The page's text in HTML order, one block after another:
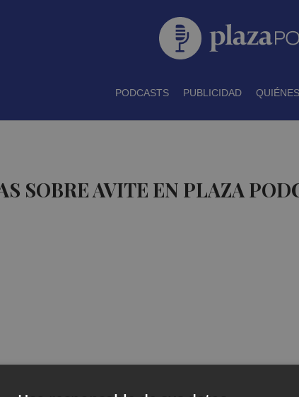
PODCASTS PUBLICIDAD
SOBRE AVITE EN PLAZA